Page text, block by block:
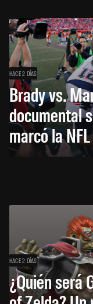
HACE 2 DÍAS
Brady vs.
documental
marcó la NFL
HACE 2 DÍAS
¿Quién será